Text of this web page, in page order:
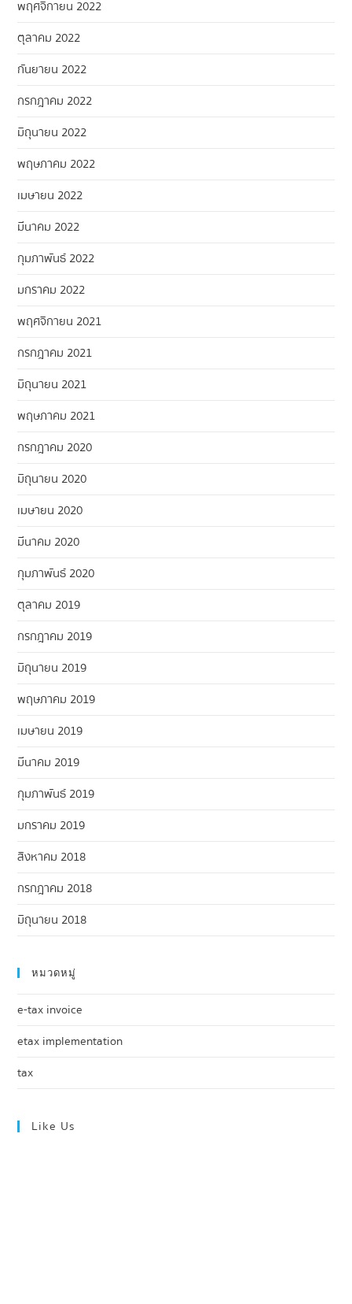
พฤศจิกายน 2022
ตุลาคม 2022
กันยายน 2022
กรกฎาคม 2022
มิถุนายน 2022
พฤษภาคม 2022
เมษายน 2022
มีนาคม 2022
กุมภาพันธ์ 2022
มกราคม 2022
พฤศจิกายน 2021
กรกฎาคม 2021
มิถุนายน 2021
พฤษภาคม 2021
กรกฎาคม 2020
มิถุนายน 2020
เมษายน 2020
มีนาคม 2020
กุมภาพันธ์ 2020
ตุลาคม 2019
กรกฎาคม 2019
มิถุนายน 2019
พฤษภาคม 2019
เมษายน 2019
มีนาคม 2019
กุมภาพันธ์ 2019
มกราคม 2019
สิงหาคม 2018
กรกฎาคม 2018
มิถุนายน 2018
หมวดหมู่
e-tax invoice
etax implementation
tax
Like Us